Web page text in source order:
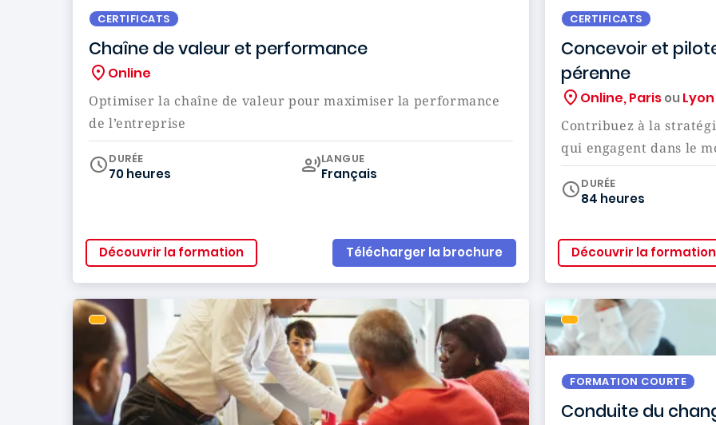
CERTIFICATS
Chaîne de valeur et performance
Online
Optimiser la chaîne de valeur pour maximiser la performance
de l’entreprise
DURÉE
70 heures
Curriculum
LANGUE
Français
Découvrir la formation Télécharger la brochure
CERTIFICATS
Concevoir et
pérenne
Online, Parisou Lyon
Contribuez à la
qui engagent dans le
DURÉE
84 heures
Découvrir la formation
FORMATION COURTE
Conduite du